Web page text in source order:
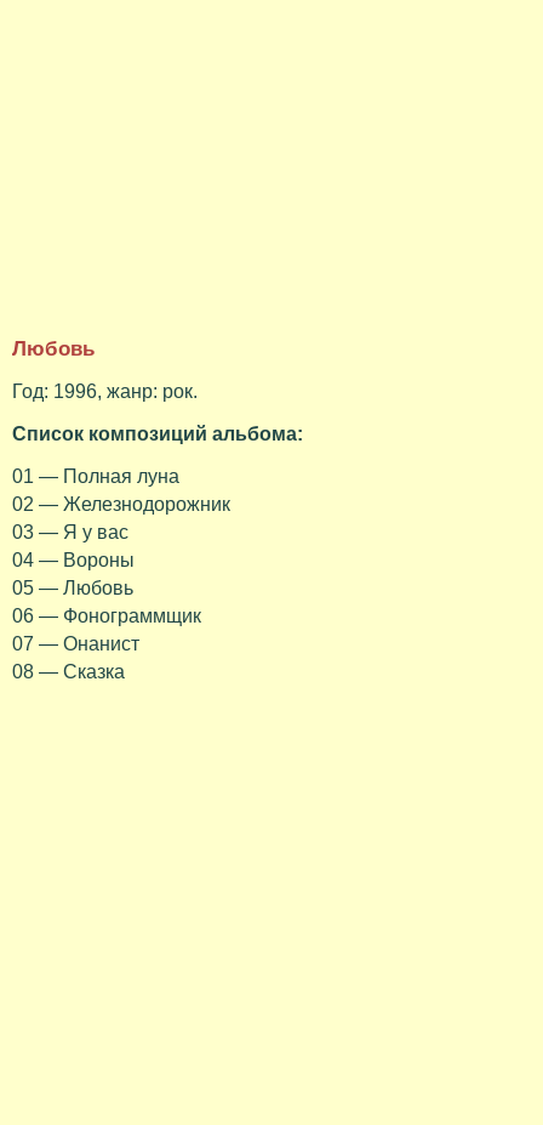
Любовь
Год: 1996, жанр: рок.
Список композиций альбома:
01 — Полная луна
02 — Железнодорожник
03 — Я у вас
04 — Вороны
05 — Любовь
06 — Фонограммщик
07 — Онанист
08 — Сказка